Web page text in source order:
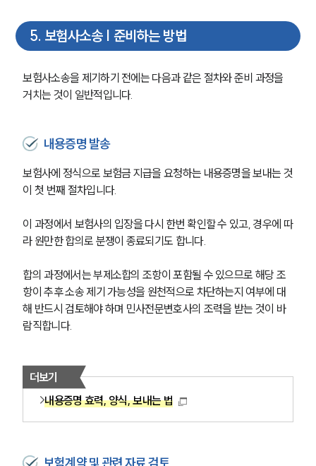
그룹소개
고객의 소리
업무사례
주요 업무사례
사례분석/최신동향
법률정보
법률지식인
업무분야
민사그룹 업무
전체
5. 보험사소송 | 준비하는 방법
보험사소송을 제기하기 전에는 다음과 같은 절차와 준비 과정을
거치는 것이 일반적입니다.
내용증명 발송
보험사에 정식으로 보험금 지급을 요청하는 내용증명을 보내는 것
이 첫 번째 절차입니다.
이 과정에서 보험사의 입장을 다시 한번 확인할 수 있고, 경우에 따
라 원만한 합의로 분쟁이 종료되기도 합니다.
합의 과정에서는 부제소합의 조항이 포함될 수 있으므로 해당 조
항이 추후 소송 제기 가능성을 원천적으로 차단하는지 여부에 대
해 반드시 검토해야 하며 민사전문변호사의 조력을 받는 것이 바
람직합니다.
더보기
내용증명 효력, 양식, 보내는 법
보험계약 및 관련 자료 검토